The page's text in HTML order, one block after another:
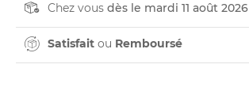
Chez vous dès le mardi 11 août 2026
Satisfait ou Remboursé